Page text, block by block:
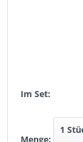
Im Set:
Menge: